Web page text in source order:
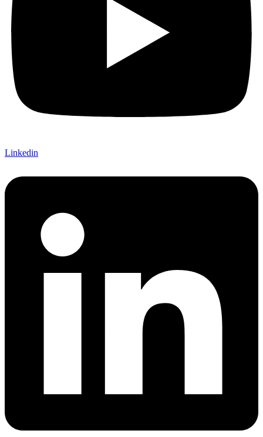
Linkedin